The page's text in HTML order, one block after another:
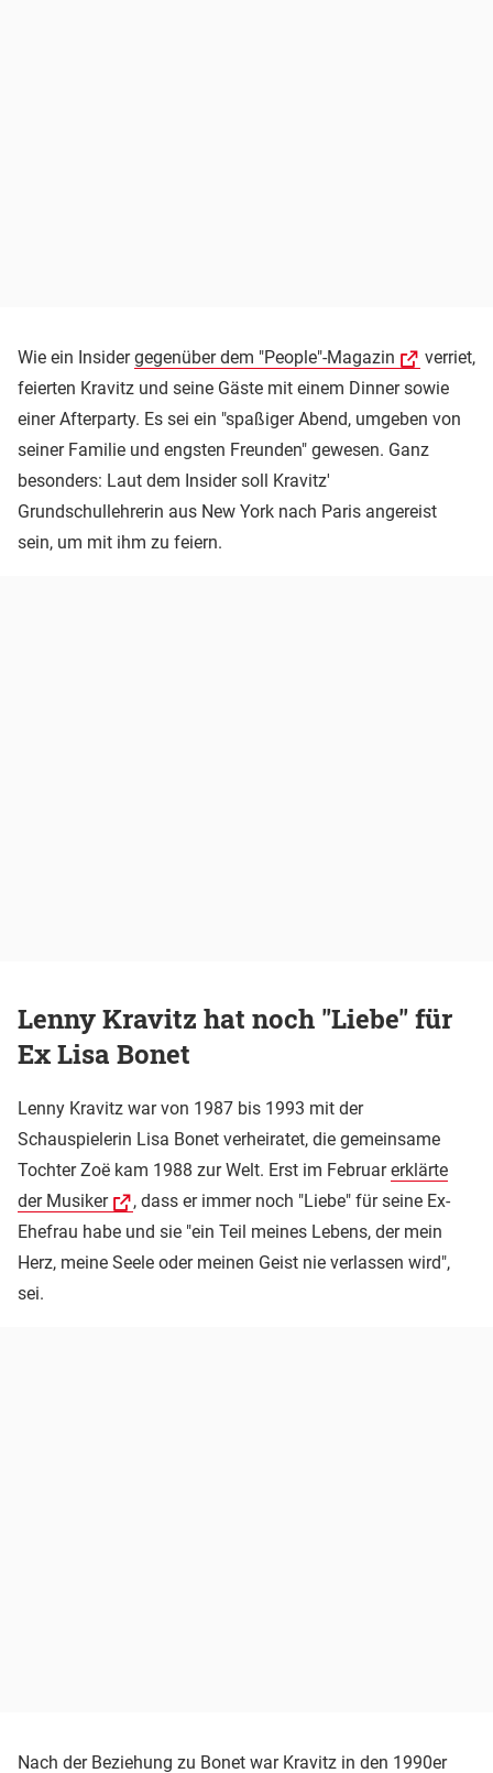
Wie ein Insidergegenüber dem "People"-Magazin
verriet,
feierten Kravitz und seine Gäste mit einem Dinner sowie
einer Afterparty. Es sei ein "spaßiger Abend, umgeben von
seiner Familie und engsten Freunden" gewesen. Ganz
besonders: Laut dem Insider soll Kravitz'
Grundschullehrerin aus New York nach Paris angereist
sein, um mit ihm zu feiern.
Lenny Kravitz hat noch "Liebe" für
Ex Lisa Bonet
Lenny Kravitz war von 1987 bis 1993 mit der
Schauspielerin Lisa Bonet verheiratet, die gemeinsame
Tochter Zoë kam 1988 zur Welt. Erst im Februarerklärte
der Musiker
, dass er immer noch "Liebe" für seine Ex-
Ehefrau habe und sie "ein Teil meines Lebens, der mein
Herz, meine Seele oder meinen Geist nie verlassen wird",
sei.
Nach der Beziehung zu Bonet war Kravitz in den 1990er